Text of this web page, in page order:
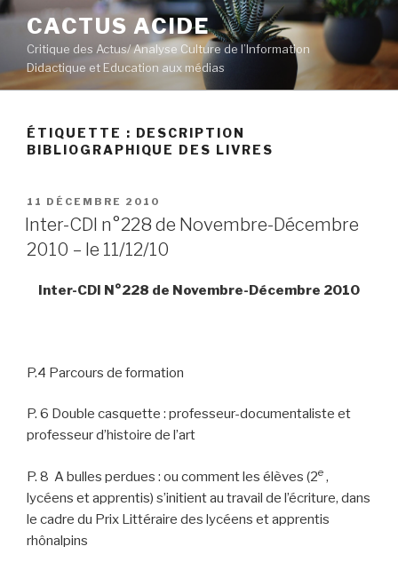
Aller
contenu
principal
CACTUS ACIDE
Critique des Actus/ Analyse Culture de l’Information
Didactique et Education aux médias
ÉTIQUETTE : DESCRIPTION
BIBLIOGRAPHIQUE DES LIVRES
PUBLIÉ
LE
11 DÉCEMBRE 2010
Inter-CDI n°228 de Novembre-Décembre
2010 – le 11/12/10
Inter-CDI N°228 de Novembre-Décembre 2010
P.4 Parcours de formation
P. 6 Double casquette : professeur-documentaliste et
professeur d’histoire de l’art
P. 8 A bulles perdues : ou comment les élèves (2e ,
lycéens et apprentis) s’initient au travail de l’écriture, dans
le cadre du Prix Littéraire des lycéens et apprentis
rhônalpins